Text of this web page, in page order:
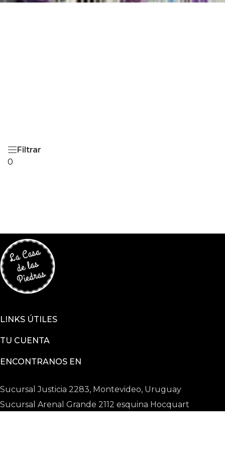
Filtrar
0
LINKS ÚTILES
TU CUENTA
ENCONTRANOS EN
Sucursal Justicia 2283, Montevideo, Uruguay
Sucursal Arenal Grande 2112 esquina Hocquart